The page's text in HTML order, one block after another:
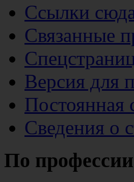
Ссылки
Связанные
Версия для
Постоянная
Сведения о
По профессии